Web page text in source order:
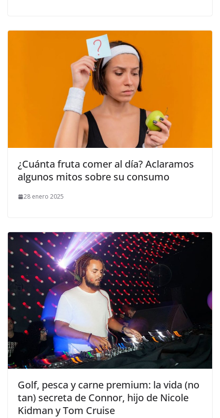
¿Cuánta fruta comer al día? Aclaramos
algunos mitos sobre su consumo
28 enero 2025
​Golf, pesca y carne premium: la vida (no
tan) secreta de Connor, hijo de Nicole
Kidman y Tom Cruise